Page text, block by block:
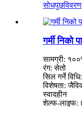
सोधपुछविवरण
गर्मी निको
सामग्री:
रंग: सेतो
सिल गर्ने
विशेषता:
स्वादहीन
शेल्फ-लाइफ: